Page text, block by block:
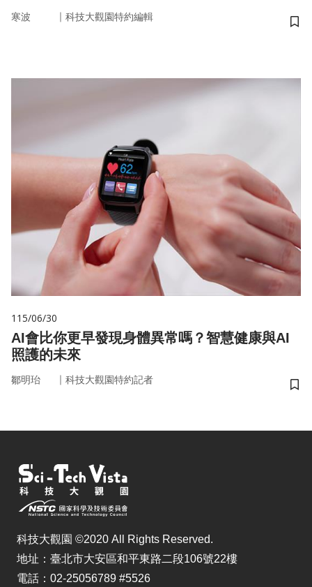
寒波 ｜ 科技大觀園特約編輯
儲
115/06/30
AI會比你更早發現身體異常嗎？智慧健康與AI
照護的未來
鄒明珆 ｜ 科技大觀園特約記者
儲
科技大觀園 ©2020 All Rights Reserved.
地址：臺北市大安區和平東路二段106號22樓
電話：02-25056789 #5526